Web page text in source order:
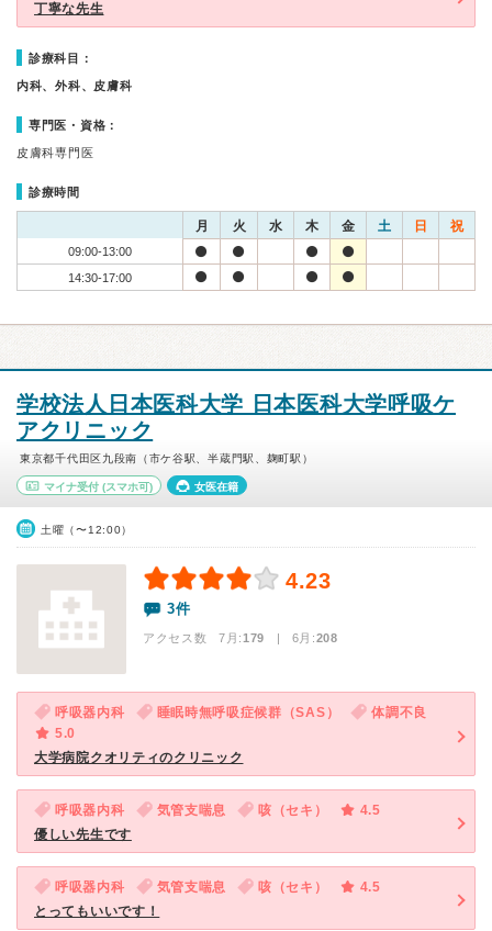
丁寧な先生
診療科目：
内科、外科、皮膚科
専門医・資格：
皮膚科専門医
診療時間
月 火 水 木 金 土 日 祝
09:00-13:00
14:30-17:00
学校法人日本医科大学 日本医科大学呼吸ケ
アクリニック
東京都千代田区九段南（市ケ谷駅、半蔵門駅、麹町駅）
マイナ受付 (スマホ可) 女医在籍
土曜（〜12:00）
4.23
3件
アクセス数 7月:179 | 6月:208
呼吸器内科 睡眠時無呼吸症候群（SAS）
体調不良
5.0
大学病院クオリティのクリニック
呼吸器内科 気管支喘息 咳（セキ）
4.5
優しい先生です
呼吸器内科 気管支喘息 咳（セキ）
4.5
とってもいいです！